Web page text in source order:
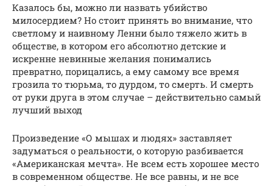
Казалось бы, можно ли назвать убийство
милосердием? Но стоит принять во внимание, что
светлому и наивному Ленни было тяжело жить в
обществе, в котором его абсолютно детские и
искренне невинные желания понимались
превратно, порицались, а ему самому все время
грозила то тюрьма, то дурдом, то смерть. И смерть
от руки друга в этом случае – действительно самый
лучший выход
Произведение «О мышах и людях» заставляет
задуматься о реальности, о которую разбивается
«Американская мечта». Не всем есть хорошее место
в современном обществе. Не все равны, и не все